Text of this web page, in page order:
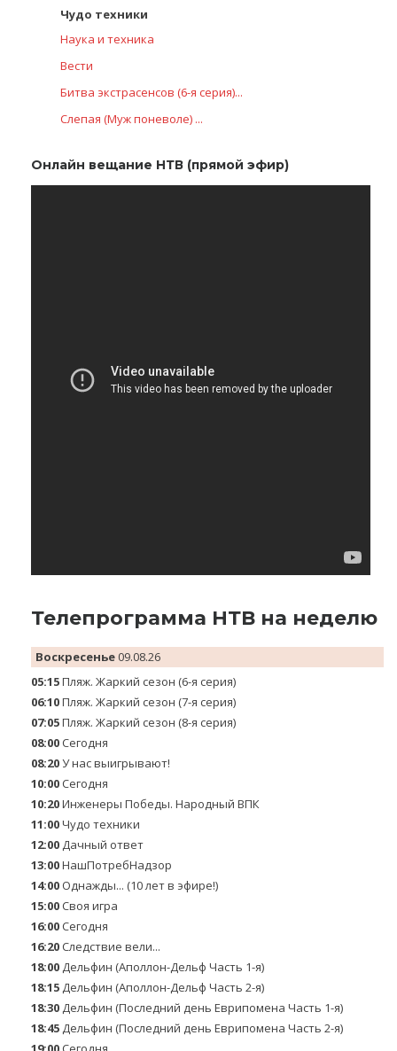
Чудо техники
Наука и техника
Вести
Битва экстрасенсов (6-я серия)...
Слепая (Муж поневоле) ...
Онлайн вещание НТВ (прямой эфир)
Телепрограмма НТВ на неделю
Воскресенье 09.08.26
05:15Пляж. Жаркий сезон (6-я серия)
06:10Пляж. Жаркий сезон (7-я серия)
07:05Пляж. Жаркий сезон (8-я серия)
08:00Сегодня
08:20У нас выигрывают!
10:00Сегодня
10:20Инженеры Победы. Народный ВПК
11:00Чудо техники
12:00 Дачный ответ
13:00НашПотребНадзор
14:00 Однажды... (10 лет в эфире!)
15:00Своя игра
16:00Сегодня
16:20Следствие вели...
18:00 Дельфин (Аполлон-Дельф Часть 1-я)
18:15 Дельфин (Аполлон-Дельф Часть 2-я)
18:30 Дельфин (Последний день Еврипомена Часть 1-я)
18:45 Дельфин (Последний день Еврипомена Часть 2-я)